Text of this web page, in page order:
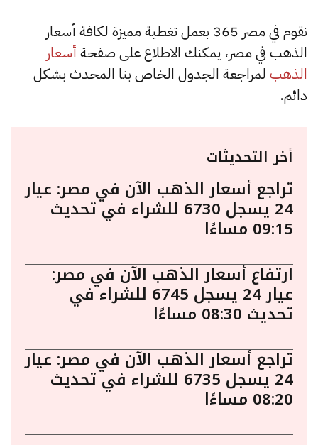
نقوم في مصر 365 بعمل تغطية مميزة لكافة أسعار
الذهب في مصر، يمكنك الاطلاع على صفحة أسعار
الذهب لمراجعة الجدول الخاص بنا المحدث بشكل
دائم.
أخر التحديثات
تراجع أسعار الذهب الآن في مصر: عيار
24 يسجل 6730 للشراء في تحديث
09:15 مساءًا
ارتفاع أسعار الذهب الآن في مصر:
عيار 24 يسجل 6745 للشراء في
تحديث 08:30 مساءًا
تراجع أسعار الذهب الآن في مصر: عيار
24 يسجل 6735 للشراء في تحديث
08:20 مساءًا